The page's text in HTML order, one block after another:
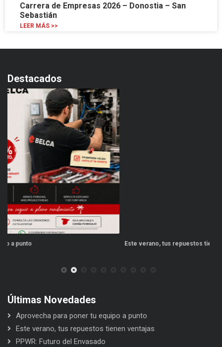
Carrera de Empresas 2026 – Donostia – San
Sebastián
LEER MÁS >>
Destacados
Este verano, tus repuestos tienen ventajas
Últimas Novedades
Aprovecha para poner tu equipo a punto
Este verano, tus repuestos tienen ventajas
PPWR: Futuro del Envasado